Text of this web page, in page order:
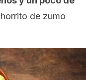
de zumo